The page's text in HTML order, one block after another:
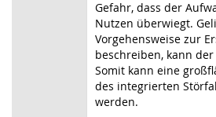
Gefahr, dass der
Nutzen überwiegt.
Vorgehensweise zur
beschreiben, kann
Somit kann eine
des integrierten
werden.